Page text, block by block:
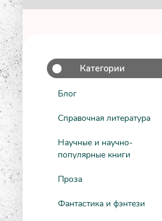
Категории
Блог
Справочная литература
Научные и научно-
популярные книги
Проза
Фантастика и фэнтези